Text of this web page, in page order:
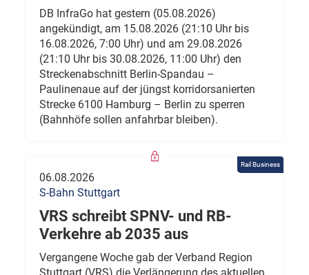
DB InfraGo hat gestern (05.08.2026)
angekündigt, am 15.08.2026 (21:10 Uhr bis
16.08.2026, 7:00 Uhr) und am 29.08.2026
(21:10 Uhr bis 30.08.2026, 11:00 Uhr) den
Streckenabschnitt Berlin-Spandau –
Paulinenaue auf der jüngst korridorsanierten
Strecke 6100 Hamburg – Berlin zu sperren
(Bahnhöfe sollen anfahrbar bleiben).
Rail Business
06.08.2026
S-Bahn Stuttgart
VRS schreibt SPNV- und RB-
Verkehre ab 2035 aus
Vergangene Woche gab der Verband Region